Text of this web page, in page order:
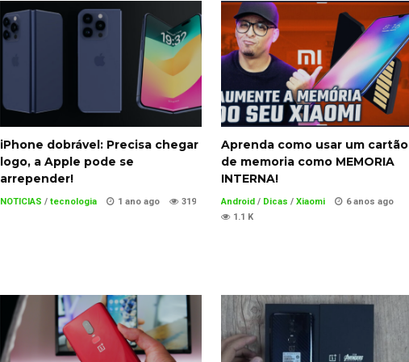
iPhone dobrável: Precisa chegar
logo, a Apple pode se
arrepender!
NOTICIAS / tecnologia 1 ano ago 319
Aprenda como usar um cartão
de memoria como MEMORIA
INTERNA!
Android / Dicas / Xiaomi
6 anos ago
1.1 K